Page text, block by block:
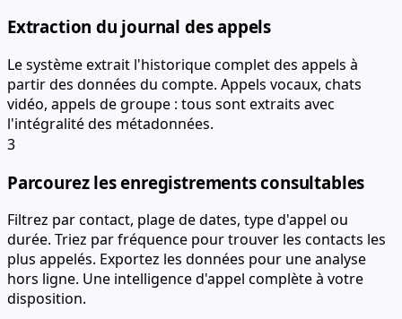
Extraction du journal des appels
Le système extrait l'historique complet des appels à
partir des données du compte. Appels vocaux, chats
vidéo, appels de groupe : tous sont extraits avec
l'intégralité des métadonnées.
3
Parcourez les enregistrements consultables
Filtrez par contact, plage de dates, type d'appel ou
durée. Triez par fréquence pour trouver les contacts les
plus appelés. Exportez les données pour une analyse
hors ligne. Une intelligence d'appel complète à votre
disposition.